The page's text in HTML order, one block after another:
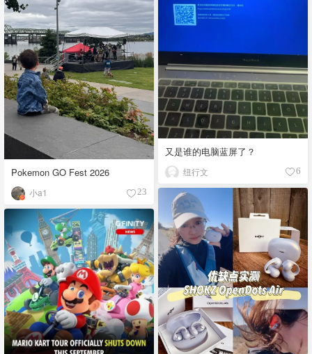
又是谁的电脑蓝屏了？
纽行文 6
Pokemon GO Fest 2026
小a1 23